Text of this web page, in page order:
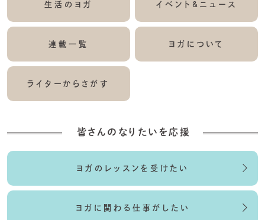
生活のヨガ イベント&ニュース
連載一覧 ヨガについて
ライターからさがす
皆さんのなりたいを応援
ヨガのレッスンを受けたい
ヨガに関わる仕事がしたい